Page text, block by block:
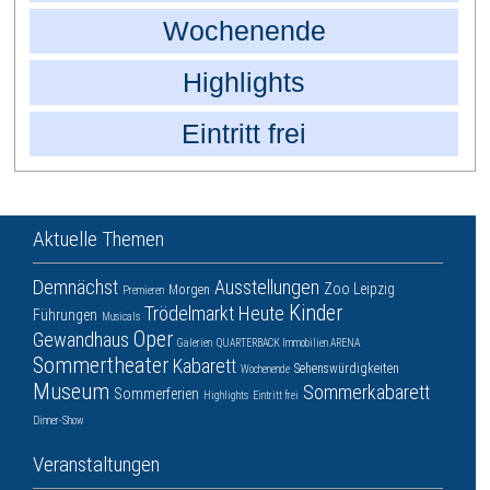
Wochenende
Highlights
Eintritt frei
Aktuelle Themen
Demnächst Premieren Morgen Ausstellungen Zoo Leipzig
Führungen Musicals Trödelmarkt Heute Kinder
Gewandhaus Oper Galerien QUARTERBACK Immobilien ARENA
Sommertheater Kabarett Wochenende Sehenswürdigkeiten
Museum Sommerferien Highlights Eintritt frei Sommerkabarett
Dinner-Show
Veranstaltungen